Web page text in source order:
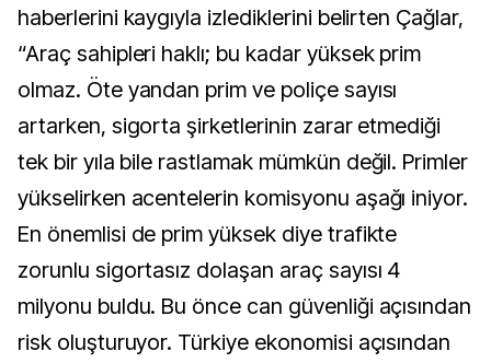
haberlerini kaygıyla izlediklerini belirten Çağlar,
“Araç sahipleri haklı; bu kadar yüksek prim
olmaz. Öte yandan prim ve poliçe sayısı
artarken, sigorta şirketlerinin zarar etmediği
tek bir yıla bile rastlamak mümkün değil. Primler
yükselirken acentelerin komisyonu aşağı iniyor.
En önemlisi de prim yüksek diye trafikte
zorunlu sigortasız dolaşan araç sayısı 4
milyonu buldu. Bu önce can güvenliği açısından
risk oluşturuyor. Türkiye ekonomisi açısından